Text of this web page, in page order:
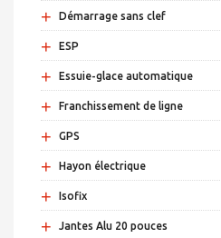
+ Démarrage sans clef
+ ESP
+ Essuie-glace automatique
+ Franchissement de ligne
+ GPS
+ Hayon électrique
+ Isofix
+ Jantes Alu 20 pouces